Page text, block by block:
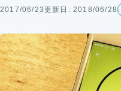
2017/06/23更新日: 2018/06/28